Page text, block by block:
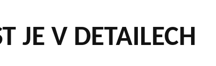
JE V DETAILECH